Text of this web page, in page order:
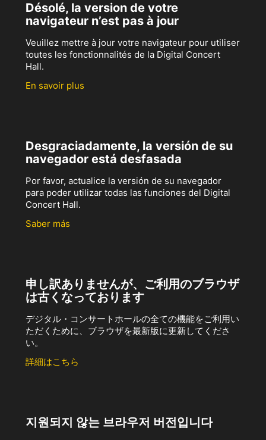
Désolé, la version de votre
navigateur n’est pas à jour
Veuillez mettre à jour votre navigateur pour utiliser
toutes les fonctionnalités de la Digital Concert
Hall.
En savoir plus
Desgraciadamente, la versión de su
navegador está desfasada
Por favor, actualice la versión de su navegador
para poder utilizar todas las funciones del Digital
Concert Hall.
Saber más
申し訳ありませんが、ご利用のブラウザ
は古くなっております
デジタル・コンサートホールの全ての機能をご利用い
ただくために、ブラウザを最新版に更新してくださ
い。
詳細はこちら
지원되지 않는 브라우저 버전입니다